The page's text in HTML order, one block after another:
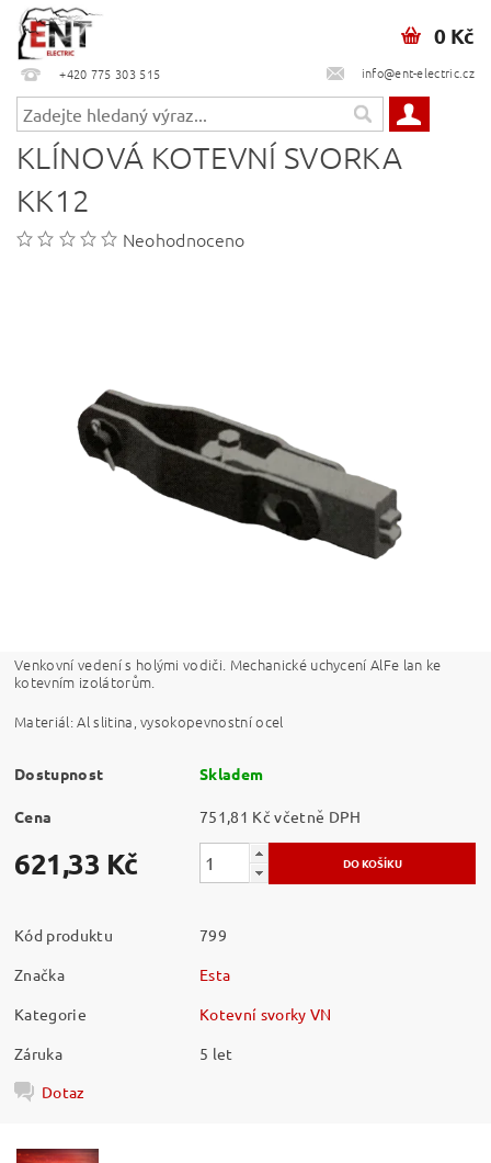
+420 775 303 515 info@ent-electric.cz
0 Kč
KLÍNOVÁ KOTEVNÍ SVORKA
KK12
Neohodnoceno
Venkovní vedení s holými vodiči. Mechanické uchycení AlFe lan ke
kotevním izolátorům.
Materiál: Al slitina, vysokopevnostní ocel
Dostupnost Skladem
Cena 751,81 Kč včetně DPH
621,33 Kč
Kód produktu
799
Značka
Esta
Kategorie
Kotevní svorky VN
Záruka
5 let
Dotaz